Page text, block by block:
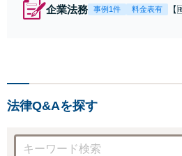
企業法務 事例1件 料金表有
法律Q&Aを探す